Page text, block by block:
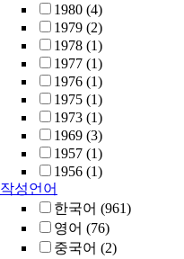
1980 (4)
1979 (2)
1978 (1)
1977 (1)
1976 (1)
1975 (1)
1973 (1)
1969 (3)
1957 (1)
1956 (1)
작성언어
한국어 (961)
영어 (76)
중국어 (2)